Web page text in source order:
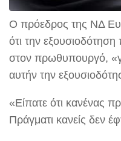
Ο πρόεδρος της ΝΔ
ότι την
στον πρωθυπουργό,
αυτήν την
«Είπατε ότι κανένας
Πράγματι κανείς δεν